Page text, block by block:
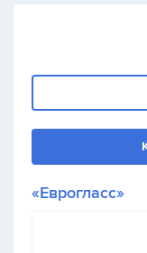
«Еврогласс»